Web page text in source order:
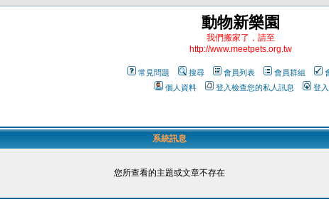
動物新樂園
我們搬家了，請至
http://www.meetpets.org.tw
常見問題 搜尋 會員列表 會員群組
個人資料
登入檢查您的私人訊息 登入
系統訊息
您所查看的主題或文章不存在